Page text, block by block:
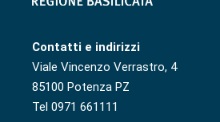
Contatti e indirizzi
Viale Vincenzo Verrastro, 4
85100 Potenza PZ
Tel 0971 661111